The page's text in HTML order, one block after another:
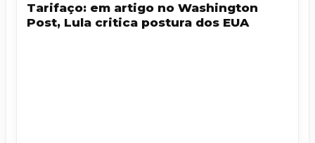
Tarifaço: em artigo no Washington
Post, Lula critica postura dos EUA